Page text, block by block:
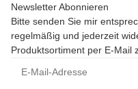
Newsletter Abonnieren
Bitte senden Sie mir
regelmäßig und jederzeit
Produktsortiment per E-Mail